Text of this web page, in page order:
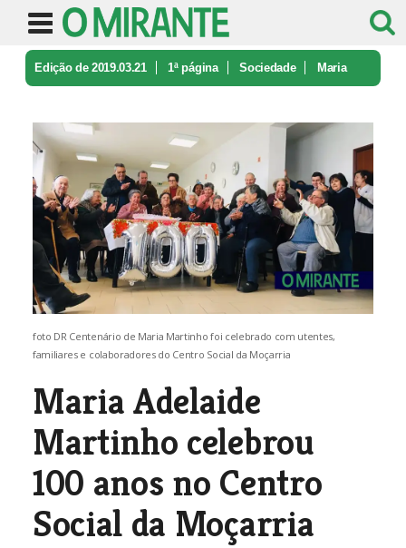
Edição de 2019.03.21 1ª página Sociedade Maria
foto DR Centenário de Maria Martinho foi celebrado com utentes,
familiares e colaboradores do Centro Social da Moçarria
Maria Adelaide
Martinho celebrou
100 anos no Centro
Social da Moçarria